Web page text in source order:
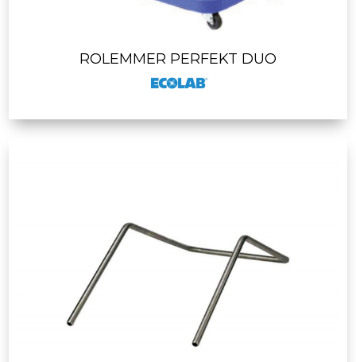
ROLEMMER PERFEKT DUO